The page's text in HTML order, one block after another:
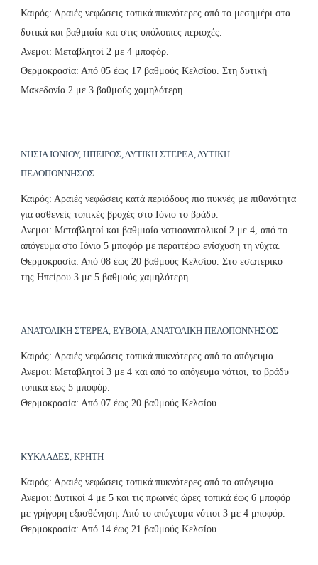
Καιρός: Αραιές νεφώσεις τοπικά πυκνότερες από το μεσημέρι στα
δυτικά και βαθμιαία και στις υπόλοιπες περιοχές.
Ανεμοι: Μεταβλητοί 2 με 4 μποφόρ.
Θερμοκρασία: Από 05 έως 17 βαθμούς Κελσίου. Στη δυτική
Μακεδονία 2 με 3 βαθμούς χαμηλότερη.
ΝΗΣΙΑ ΙΟΝΙΟΥ, ΗΠΕΙΡΟΣ, ΔΥΤΙΚΗ ΣΤΕΡΕΑ, ΔΥΤΙΚΗ
ΠΕΛΟΠΟΝΝΗΣΟΣ
Καιρός: Αραιές νεφώσεις κατά περιόδους πιο πυκνές με πιθανότητα
για ασθενείς τοπικές βροχές στο Ιόνιο το βράδυ.
Ανεμοι: Μεταβλητοί και βαθμιαία νοτιοανατολικοί 2 με 4, από το
απόγευμα στο Ιόνιο 5 μποφόρ με περαιτέρω ενίσχυση τη νύχτα.
Θερμοκρασία: Από 08 έως 20 βαθμούς Κελσίου. Στο εσωτερικό
της Ηπείρου 3 με 5 βαθμούς χαμηλότερη.
ΑΝΑΤΟΛΙΚΗ ΣΤΕΡΕΑ, ΕΥΒΟΙΑ, ΑΝΑΤΟΛΙΚΗ ΠΕΛΟΠΟΝΝΗΣΟΣ
Καιρός: Αραιές νεφώσεις τοπικά πυκνότερες από το απόγευμα.
Ανεμοι: Μεταβλητοί 3 με 4 και από το απόγευμα νότιοι, το βράδυ
τοπικά έως 5 μποφόρ.
Θερμοκρασία: Από 07 έως 20 βαθμούς Κελσίου.
ΚΥΚΛΑΔΕΣ, ΚΡΗΤΗ
Καιρός: Αραιές νεφώσεις τοπικά πυκνότερες από το απόγευμα.
Ανεμοι: Δυτικοί 4 με 5 και τις πρωινές ώρες τοπικά έως 6 μποφόρ
με γρήγορη εξασθένηση. Από το απόγευμα νότιοι 3 με 4 μποφόρ.
Θερμοκρασία: Από 14 έως 21 βαθμούς Κελσίου.